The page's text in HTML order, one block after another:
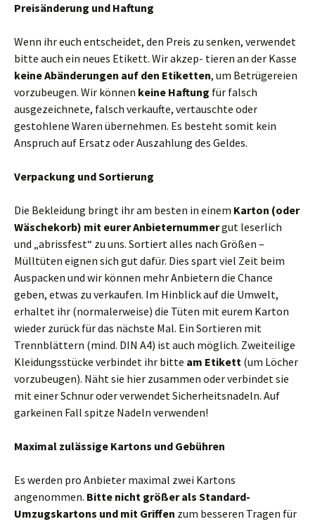
Preisänderung und Haftung
Wenn ihr euch entscheidet, den Preis zu senken, verwendet
bitte auch ein neues Etikett. Wir akzep- tieren an der Kasse
keine Abänderungen auf den Etiketten, um Betrügereien
vorzubeugen. Wir können keine Haftung für falsch
ausgezeichnete, falsch verkaufte, vertauschte oder
gestohlene Waren übernehmen. Es besteht somit kein
Anspruch auf Ersatz oder Auszahlung des Geldes.
Verpackung und Sortierung
Die Bekleidung bringt ihr am besten in einem Karton (oder
Wäschekorb) mit eurer Anbieternummergut leserlich
und „abrissfest“ zu uns. Sortiert alles nach Größen –
Mülltüten eignen sich gut dafür. Dies spart viel Zeit beim
Auspacken und wir können mehr Anbietern die Chance
geben, etwas zu verkaufen. Im Hinblick auf die Umwelt,
erhaltet ihr (normalerweise) die Tüten mit eurem Karton
wieder zurück für das nächste Mal. Ein Sortieren mit
Trennblättern (mind. DIN A4) ist auch möglich. Zweiteilige
Kleidungsstücke verbindet ihr bitte am Etikett (um Löcher
vorzubeugen). Näht sie hier zusammen oder verbindet sie
mit einer Schnur oder verwendet Sicherheitsnadeln. Auf
garkeinen Fall spitze Nadeln verwenden!
Maximal zulässige Kartons und Gebühren
Es werden pro Anbieter maximal zwei Kartons
angenommen. Bitte nicht größer als Standard-
Umzugskartons und mit Griffen zum besseren Tragen für